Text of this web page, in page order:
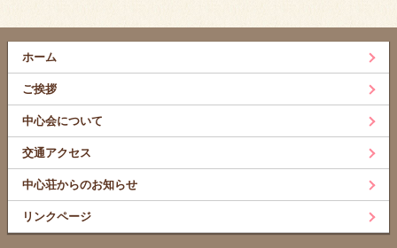
ホーム
ご挨拶
中心会について
交通アクセス
中心荘からのお知らせ
リンクページ